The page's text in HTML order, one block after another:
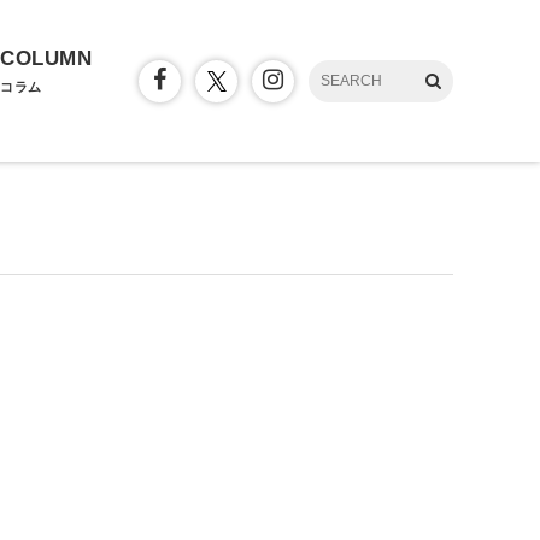
COLUMN
コラム